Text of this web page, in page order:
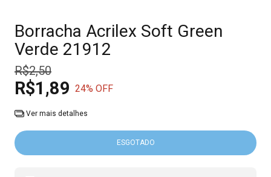
Borracha Acrilex Soft Green
Verde 21912
R$2,50
R$1,89 24% OFF
Ver mais detalhes